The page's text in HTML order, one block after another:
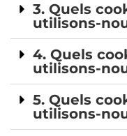
3. Quels
utilisons-
4. Quels
utilisons-
5. Quels
utilisons-